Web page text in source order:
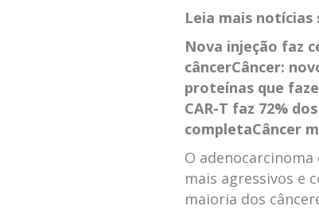
Leia mais
Nova injeção faz
câncerCâncer:
proteínas que
CAR-T faz 72%
completaCâncer
O
mais agressivos e
maioria dos